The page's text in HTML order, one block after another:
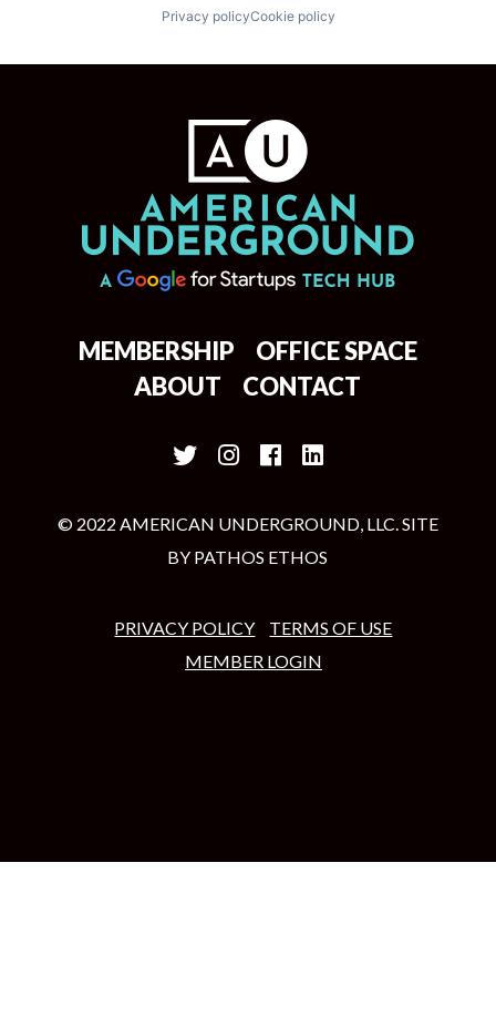
Privacy policyCookie policy
MEMBERSHIP
OFFICE SPACE
ABOUT
CONTACT
© 2022 AMERICAN UNDERGROUND, LLC. SITE
BY PATHOS ETHOS
PRIVACY POLICY
TERMS OF USE
MEMBER LOGIN